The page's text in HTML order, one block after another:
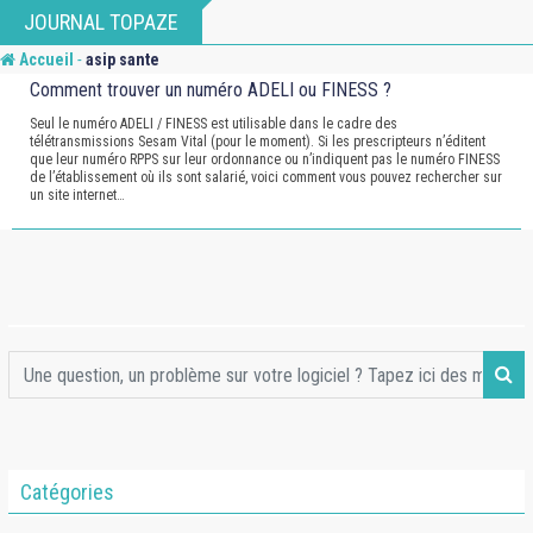
to
content
JOURNAL TOPAZE
Accueil -asip sante
Comment trouver un numéro ADELI ou FINESS ?
Seul le numéro ADELI / FINESS est utilisable dans le cadre des
télétransmissions Sesam Vital (pour le moment). Si les prescripteurs n’éditent
que leur numéro RPPS sur leur ordonnance ou n’indiquent pas le numéro FINESS
de l’établissement où ils sont salarié, voici comment vous pouvez rechercher sur
un site internet…
Catégories